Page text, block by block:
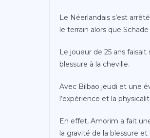
Le Néerlandais s’est
le terrain alors que
Le joueur de 25 ans
blessure à la cheville.
Avec Bilbao jeudi et une
l’expérience et la
En effet, Amorim a fait
la gravité de la blessure et